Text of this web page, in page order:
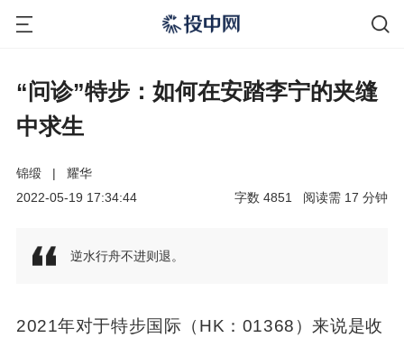
“问诊”特步：如何在安踏李宁的夹缝
中求生
锦缎 |
耀华
2022-05-19 17:34:44
分钟
17
阅读需
4851
字数
逆水行舟不进则退。
2021年对于特步国际（HK：01368）来说是收